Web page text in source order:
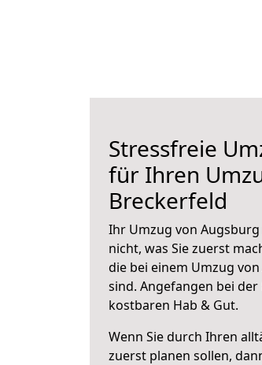
Stressfreie
für Ihren
Breckerfeld
Ihr Umzug von
nicht, was Sie zuerst
die bei einem Umzug
sind. Angefangen bei
kostbaren Hab & Gut.
Wenn Sie durch Ihren
zuerst planen sollen,